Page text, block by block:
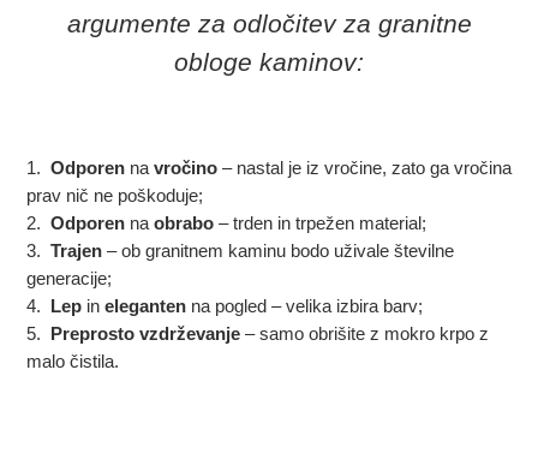
argumente za odločitev za granitne
obloge kaminov:
Odporenna vročino– nastal je iz vročine, zato ga vročina
prav nič ne poškoduje;
Odporenna obrabo– trden in trpežen material;
Trajen– ob granitnem kaminu bodo uživale številne
generacije;
Lepin elegantenna pogled – velika izbira barv;
Preprosto vzdrževanje– samo obrišite z mokro krpo z
malo čistila.